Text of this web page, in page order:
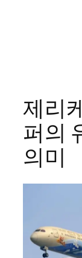
제리
퍼의
의미